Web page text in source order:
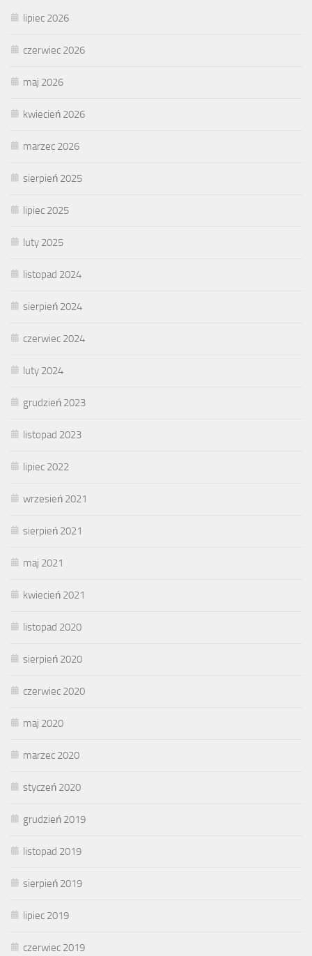
lipiec 2026
czerwiec 2026
maj 2026
kwiecień 2026
marzec 2026
sierpień 2025
lipiec 2025
luty 2025
listopad 2024
sierpień 2024
czerwiec 2024
luty 2024
grudzień 2023
listopad 2023
lipiec 2022
wrzesień 2021
sierpień 2021
maj 2021
kwiecień 2021
listopad 2020
sierpień 2020
czerwiec 2020
maj 2020
marzec 2020
styczeń 2020
grudzień 2019
listopad 2019
sierpień 2019
lipiec 2019
czerwiec 2019